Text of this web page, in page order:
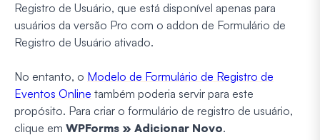
Registro de Usuário, que está disponível apenas para
usuários da versão Pro com o addon de Formulário de
Registro de Usuário ativado.
No entanto, o Modelo de Formulário de Registro de
Eventos Online também poderia servir para este
propósito. Para criar o formulário de registro de usuário,
clique em WPForms » Adicionar Novo.